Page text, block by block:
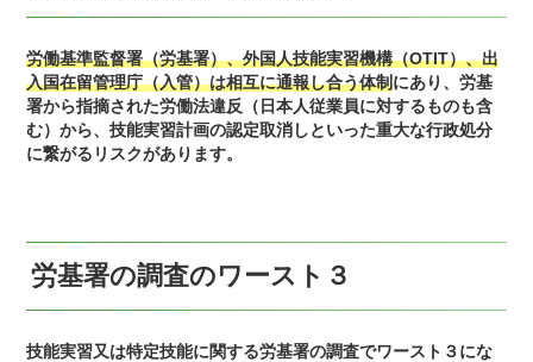
労働基準監督署（労基署）、外国人技能実習機構（OTIT）、出
入国在留管理庁（入管）は相互に通報し合う体制にあり、労基
署から指摘された労働法違反（日本人従業員に対するものも含
む）から、技能実習計画の認定取消しといった重大な行政処分
に繋がるリスクがあります。
労基署の調査のワースト３
技能実習又は特定技能に関する労基署の調査でワースト３にな